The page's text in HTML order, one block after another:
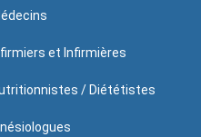
et Infirmières
/ Diététistes